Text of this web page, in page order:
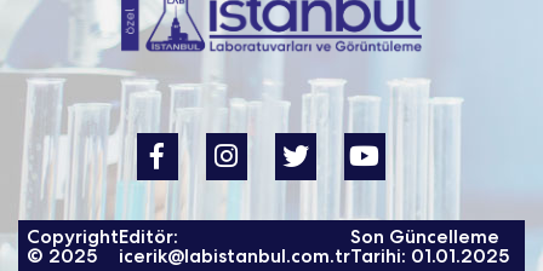
Copyright
© 2025
Editör:
icerik@labistanbul.com.tr
Son Güncelleme
Tarihi: 01.01.2025